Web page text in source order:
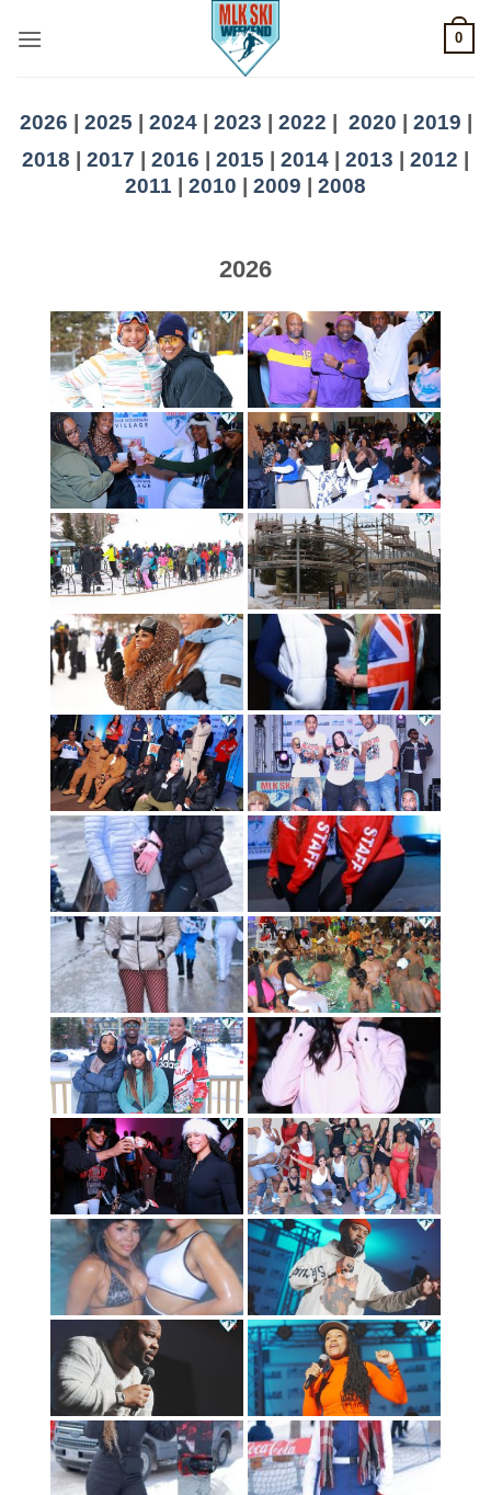
0
2026 2025 2024| 2023 2022 2020 2019
2018 | 2017 | 2016 | 2015 | 2014 | 2013 | 2012 |
2011 | 2010 | 2009 | 2008
2026